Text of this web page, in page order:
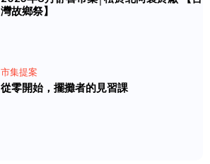
灣故鄉祭】
市集提案
從零開始，擺攤者的見習課